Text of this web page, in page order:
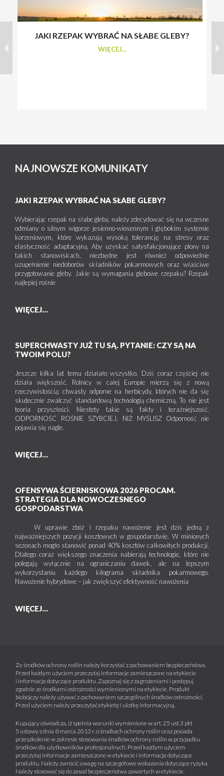
JAKI RZEPAK WYBRAĆ NA SŁABE GLEBY?
WIĘCEJ...
NAJNOWSZE KOMUNIKATY
JAKI RZEPAK WYBRAĆ NA SŁABE GLEBY?
Wybierając rzepak na słabe gleby, należy zdecydować się na wczesne
odmiany o silnym wigorze jesienno-wiosennym i głębokim systemie
korzeniowym, które wykazują wysoką tolerancję na stresy oraz
elastyczność adaptacyjną. Aby uzyskać satysfakcjonujące plony na
takich stanowiskach, niezbędne jest również odpowiednie
uzupełnienie niedoborów składników pokarmowych oraz właściwe
przygotowanie gleby. Jakie są wymagania glebowe rzepaku? Rzepak
najlepiej rośnie
WIĘCEJ...
SUPERCHWASTY JUŻ TU SĄ. PYTANIE: CZY SĄ NA
TWOIM POLU?
Jeszcze kilka lat temu działało wszystko. Dziś coraz częściej nie
działa większość. Rolnicy w całej Europie mierzą się z nową
rzeczywistością: chwasty odporne na herbicydy, których nie da się
skutecznie zwalczyć standardową technologią chemiczną. To nie jest
teoria przyszłości. Niestety takie są fakty i teraźniejszość.
ODPORNOŚĆ ROŚNIE SZYBCIEJ, NIŻ MYŚLISZ Odporność nie
pojawia się nagle.
WIĘCEJ...
OFENSYWA ŚCIERNISKOWA 2026 PROCAM.
STRATEGIA DLA NOWOCZESNEGO
GOSPODARSTWA
W uprawie zbóż i rzepaku nawożenie jest dziś jedną z
najważniejszych pozycji kosztowych w gospodarstwie. W minionych
sezonach mogło stanowić ponad 40% kosztów całkowitych produkcji.
Dlatego coraz większego znaczenia nabierają technologie, które nie
polegają wyłącznie na ograniczaniu dawek, ale na lepszym
wykorzystaniu każdego kilograma składnika pokarmowego.
Nawożenie hybrydowe – jak zwiększyć efektywność nawożenia
WIĘCEJ...
Ze środków ochrony roślin należy korzystać z zachowaniem bezpieczeństwa.
Przed każdym użyciem przeczytaj informacje zamieszczone na etykiecie
i informacje dotyczące produktu. Zapoznaj się z zagrożeniami i postępuj
zgodnie ze środkami ostrożności wymienionymi na etykiecie. Produkt
biobójczy należy używać z zachowaniem szczególnych środków ostrożności.
Przed użyciem należy przeczytać etykietę i ulotkę informacyjną.
Kupujący oświadcza, iż spełnia warunki wymienione w art. 25 ust.3 pkt
5 ustawy z dnia 8 marca 2013 r. o środkach ochrony roślin oraz posiada
przeszkolenie w zakresie stosowania środków ochrony roślin w przypadku
środków dla użytkowników profesjonalnych. Przed każdym użyciem
przeczytaj informacje zamieszczone w etykiecie i informacje dotyczące
produktu. Należy zwrócić uwagę na szczegółowe wskazania dotyczące ryzyka.
Należy stosować się do zasad bezpieczeństwa zawartych w etykiecie.